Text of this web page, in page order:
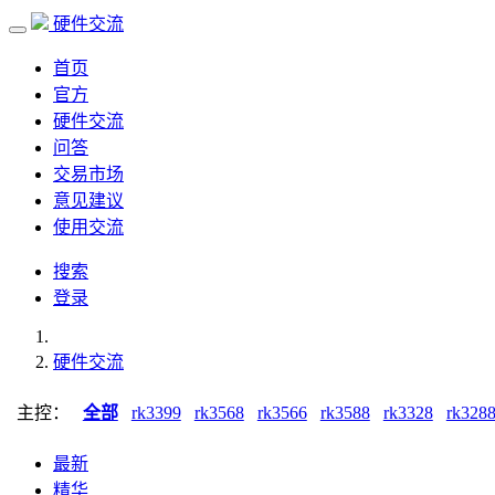
硬件交流
首页
官方
硬件交流
问答
交易市场
意见建议
使用交流
搜索
登录
硬件交流
主控： 全部 rk3399 rk3568 rk3566 rk3588 rk3328 rk3288
最新
精华